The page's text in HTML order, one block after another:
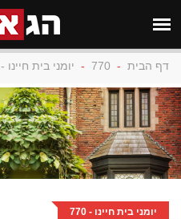
דף הבית -
770
- יומני בית חיינו - 770
יומני בית חיינו - 770